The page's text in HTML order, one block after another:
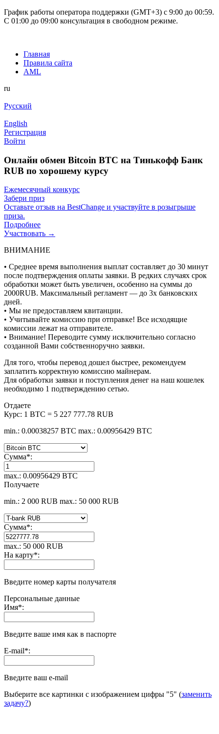
График работы оператора поддержки (GMT+3) c 9:00 до 00:59.
С 01:00 до 09:00 консультация в свободном режиме.
Главная
Правила сайта
AML
ru
Русский
English
Регистрация
Войти
Онлайн обмен Bitcoin BTC на Тинькофф Банк
RUB по хорошему курсу
Ежемесячный конкурс
Забери приз
Оставьте отзыв на BestChange и участвуйте в розыгрыше
приза.
Подробнее
Участвовать →
ВНИМАНИЕ
• Среднее время выполнения выплат составляет до 30 минут
после подтверждения оплаты заявки. В редких случаях срок
обработки может быть увеличен, особенно на суммы до
2000RUB. Максимальный регламент — до 3х банковских
дней.
• Мы не предоставляем квитанции.
• Учитывайте комиссию при отправке! Все исходящие
комиссии лежат на отправителе.
• Внимание! Переводите сумму исключительно согласно
созданной Вами собственноручно заявки.
Для того, чтобы перевод дошел быстрее, рекомендуем
заплатить корректную комиссию майнерам.
Для обработки заявки и поступления денег на наш кошелек
необходимо 1 подтверждению сетью.
Отдаете
Курс: 1 BTC = 5 227 777.78 RUB
min.: 0.00038257 BTC max.: 0.00956429 BTC
Сумма*:
max.: 0.00956429 BTC
Получаете
min.: 2 000 RUB max.: 50 000 RUB
Сумма*:
max.: 50 000 RUB
На карту*:
Введите номер карты получателя
Персональные данные
Имя*:
Введите ваше имя как в паспорте
E-mail*:
Введите ваш e-mail
Выберите все картинки с изображением цифры "5" (заменить
задачу?)